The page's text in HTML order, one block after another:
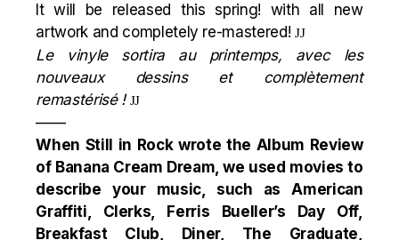
It will be released this spring! with all new
artwork and completely re-mastered!JJ
Le vinyle sortira au printemps, avec les
nouveaux dessins et complètement
remastérisé !JJ
——
When Still in Rock wrote the Album Review
of Banana Cream Dream, we used movies to
describe your music, such as American
Graffiti, Clerks, Ferris Bueller’s Day Off,
Breakfast Club, Diner, The Graduate,